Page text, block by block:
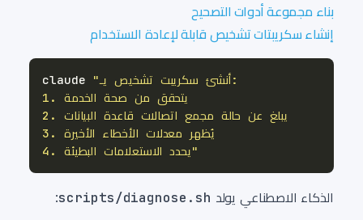
بناء مجموعة أدوات التصحيح
إنشاء سكريبتات تشخيص قابلة لإعادة الاستخدام
claude
4. يحدد الاستعلامات البطيئة"
الذكاء الاصطناعي يولد scripts/diagnose.sh
: